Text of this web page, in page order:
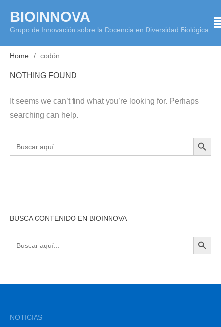
content
BIOINNOVA
Grupo de Innovación sobre la Docencia en Diversidad Biológica
Home codón
NOTHING FOUND
It seems we can’t find what you’re looking for. Perhaps
searching can help.
Buscar: BOTÓN DE
BUSCA CONTENIDO EN BIOINNOVA
Buscar: BOTÓN DE
NOTICIAS